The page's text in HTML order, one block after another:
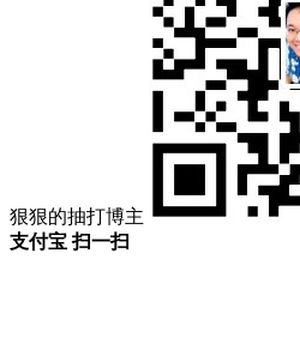
狠狠的抽打博主
支付宝 扫一扫